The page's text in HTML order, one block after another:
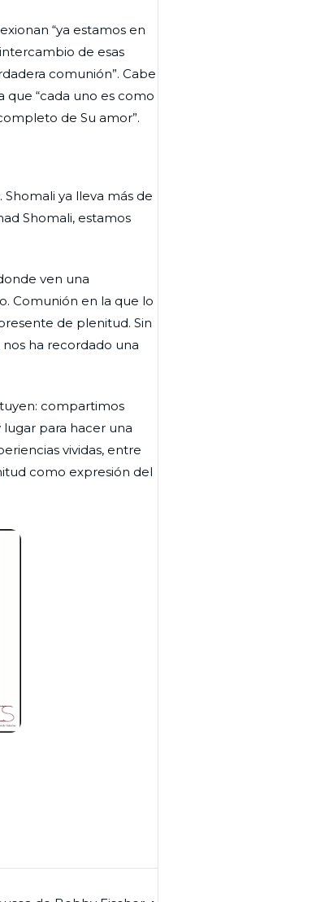
“ya estamos en
de esas
comunión”. Cabe
que “cada uno es como
de Su amor”.
ya lleva más de
Shomali, estamos
ven una
Comunión en la que lo
de plenitud. Sin
nos ha recordado una
compartimos
lugar para hacer una
vividas, entre
como expresión del